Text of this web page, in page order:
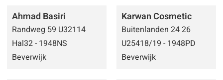
Ahmad Basiri
Randweg 59 U32114
Hal32 - 1948NS
Beverwijk
Karwan Cosmetic
Buitenlanden 24 26
U25418/19 - 1948PD
Beverwijk